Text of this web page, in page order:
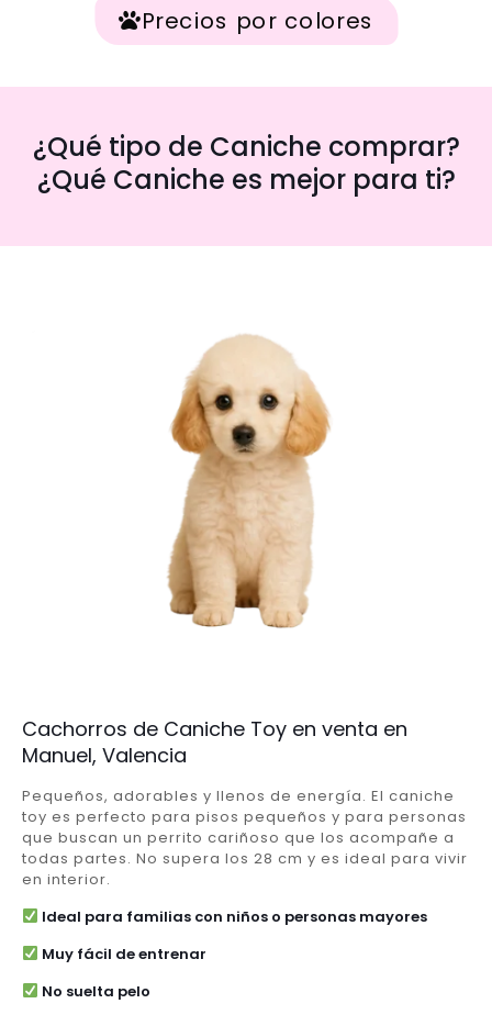
Precios por colores
¿Qué tipo de Caniche comprar?
¿Qué Caniche es mejor para ti?
Cachorros de Caniche Toy en venta en
Manuel, Valencia
Pequeños, adorables y llenos de energía. El caniche
toy es perfecto para pisos pequeños y para personas
que buscan un perrito cariñoso que los acompañe a
todas partes. No supera los 28 cm y es ideal para vivir
en interior.
Ideal para familias con niños o personas mayores
Muy fácil de entrenar
No suelta pelo